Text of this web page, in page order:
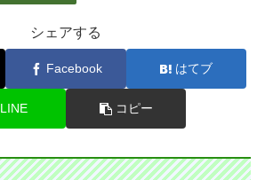
シェアする
Facebook はてブ
LINE コピー